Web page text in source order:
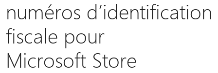
numéros d’identification
fiscale pour
Microsoft Store